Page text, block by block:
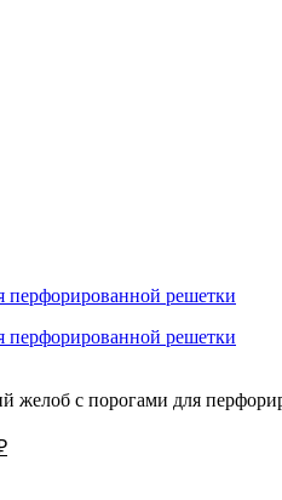
желоб с порогами для
Текущая